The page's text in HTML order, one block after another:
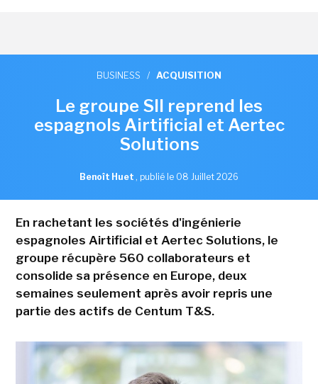
BUSINESS / ACQUISITION
Le groupe SII reprend les
espagnols Airtificial et Aertec
Solutions
Benoît Huet , publié le 08 Juillet 2026
En rachetant les sociétés d'ingénierie
espagnoles Airtificial et Aertec Solutions, le
groupe récupère 560 collaborateurs et
consolide sa présence en Europe, deux
semaines seulement après avoir repris une
partie des actifs de Centum T&S.